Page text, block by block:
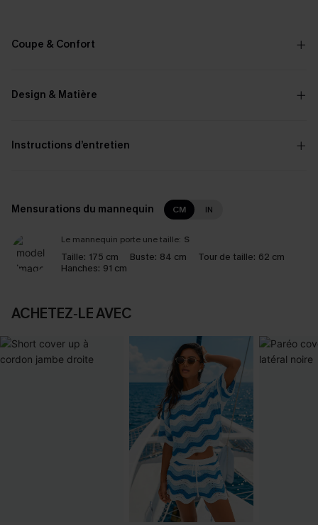
Coupe & Confort
Design & Matière
Instructions d’entretien
Mensurations du mannequin CM IN
Le mannequin porte une taille: S
Taille: 175 cm Buste: 84 cm Tour de taille: 62 cm
Hanches: 91 cm
ACHETEZ‑LE AVEC